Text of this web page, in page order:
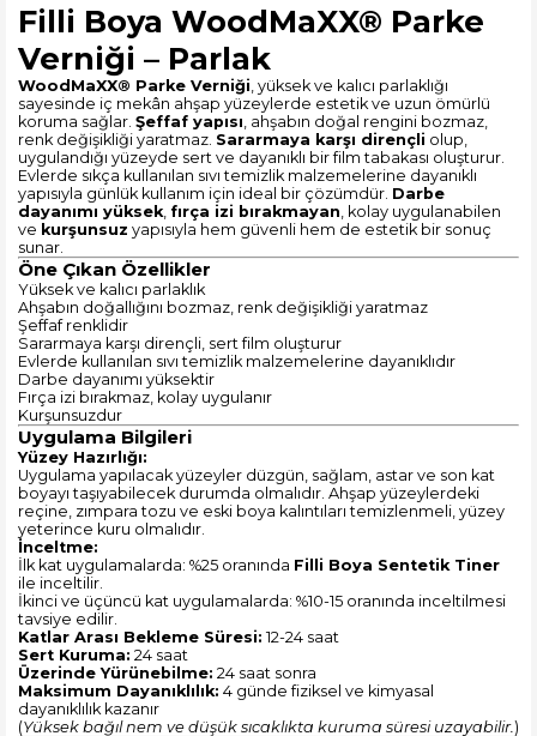
Filli Boya WoodMaXX® Parke
Verniği – Parlak
WoodMaXX® Parke Verniği , yüksek ve kalıcı parlaklığı
sayesinde iç mekân ahşap yüzeylerde estetik ve uzun ömürlü
koruma sağlar. Şeffaf yapısı , ahşabın doğal rengini bozmaz,
renk değişikliği yaratmaz. Sararmaya karşı dirençli olup,
uygulandığı yüzeyde sert ve dayanıklı bir film tabakası oluşturur.
Evlerde sıkça kullanılan sıvı temizlik malzemelerine dayanıklı
yapısıyla günlük kullanım için ideal bir çözümdür. Darbe
dayanımı yüksek fırça izi bırakmayan , kolay uygulanabilen
ve kurşunsuz yapısıyla hem güvenli hem de estetik bir sonuç
sunar.
Öne Çıkan Özellikler
Yüksek ve kalıcı parlaklık
Ahşabın doğallığını bozmaz, renk değişikliği yaratmaz
Şeffaf renklidir
Sararmaya karşı dirençli, sert film oluşturur
Evlerde kullanılan sıvı temizlik malzemelerine dayanıklıdır
Darbe dayanımı yüksektir
Fırça izi bırakmaz, kolay uygulanır
Kurşunsuzdur
Uygulama Bilgileri
Yüzey Hazırlığı:
Uygulama yapılacak yüzeyler düzgün, sağlam, astar ve son kat
boyayı taşıyabilecek durumda olmalıdır. Ahşap yüzeylerdeki
reçine, zımpara tozu ve eski boya kalıntıları temizlenmeli, yüzey
yeterince kuru olmalıdır.
İnceltme:
İlk kat uygulamalarda: %25 oranında Filli Boya Sentetik Tiner
ile inceltilir.
İkinci ve üçüncü kat uygulamalarda: %10-15 oranında inceltilmesi
tavsiye edilir.
Katlar Arası Bekleme Süresi: 12-24 saat
Sert Kuruma: 24 saat
Üzerinde Yürünebilme: 24 saat sonra
Maksimum Dayanıklılık: 4 günde fiziksel ve kimyasal
dayanıklılık kazanır
(Yüksek bağıl nem ve düşük sıcaklıkta kuruma süresi uzayabilir.)